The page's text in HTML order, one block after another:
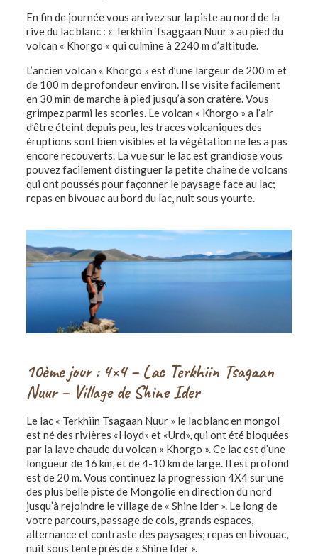
En fin de journée vous arrivez sur la piste au nord de la
rive du lac blanc : « Terkhiin Tsaggaan Nuur » au pied du
volcan « Khorgo » qui culmine à 2240 m d’altitude.
L’ancien volcan « Khorgo » est d’une largeur de 200 m et
de 100 m de profondeur environ. Il se visite facilement
en 30 min de marche à pied jusqu’à son cratère. Vous
grimpez parmi les scories. Le volcan « Khorgo » a l’air
d’être éteint depuis peu, les traces volcaniques des
éruptions sont bien visibles et la végétation ne les a pas
encore recouverts. La vue sur le lac est grandiose vous
pouvez facilement distinguer la petite chaine de volcans
qui ont poussés pour façonner le paysage face au lac;
repas en bivouac au bord du lac, nuit sous yourte.
10ème jour : 4×4 – Lac Terkhiin Tsagaan
Nuur – Village de Shine Ider
Le lac « Terkhiin Tsagaan Nuur » le lac blanc en mongol
est né des rivières «Hoyd» et «Urd», qui ont été bloquées
par la lave chaude du volcan « Khorgo ». Ce lac est d’une
longueur de 16 km, et de 4-10 km de large. Il est profond
est de 20 m. Vous continuez la progression 4X4 sur une
des plus belle piste de Mongolie en direction du nord
jusqu’à rejoindre le village de « Shine Ider ». Le long de
votre parcours, passage de cols, grands espaces,
alternance et contraste des paysages; repas en bivouac,
nuit sous tente près de « Shine Ider ».